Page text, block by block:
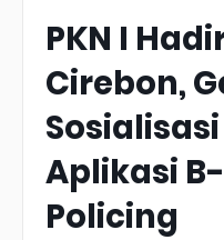
PKN I
Cirebon,
Aplikasi B-
Policing